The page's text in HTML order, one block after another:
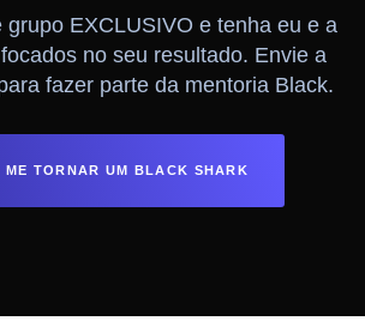
grupo EXCLUSIVO e tenha eu e a
no seu resultado. Envie a
fazer parte da mentoria Black.
ME TORNAR UM BLACK SHARK